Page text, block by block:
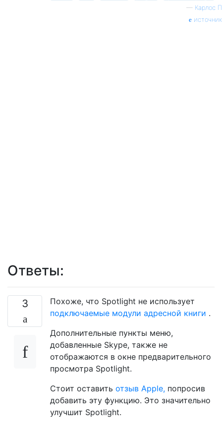
— Карлос П
источник
Ответы:
3
Похоже, что Spotlight не использует
подключаемые модули адресной книги .
Дополнительные пункты меню,
добавленные Skype, также не
отображаются в окне предварительного
просмотра Spotlight.
Стоит оставить отзыв Apple, попросив
добавить эту функцию. Это значительно
улучшит Spotlight.